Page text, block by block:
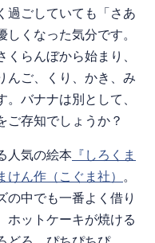
過ごしていても「さあ
くなった気分です。
らんぼから始まり、
んご、くり、かき、み
バナナは別として、
ご存知でしょうか？
人気の絵本 『しろくま
ん作（こぐま社）
。
の中でも一番よく借り
ホットケーキが焼ける